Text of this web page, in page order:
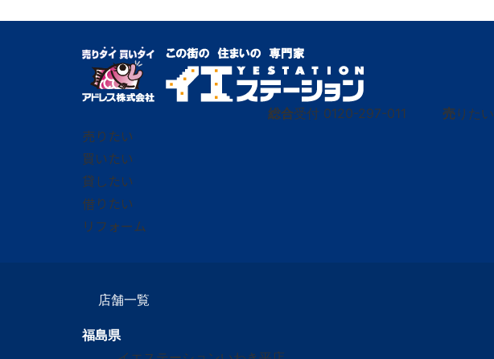
総合受付 0120-297-011 売りたい
売りたい
買いたい
貸したい
借りたい
リフォーム
店舗一覧
福島県